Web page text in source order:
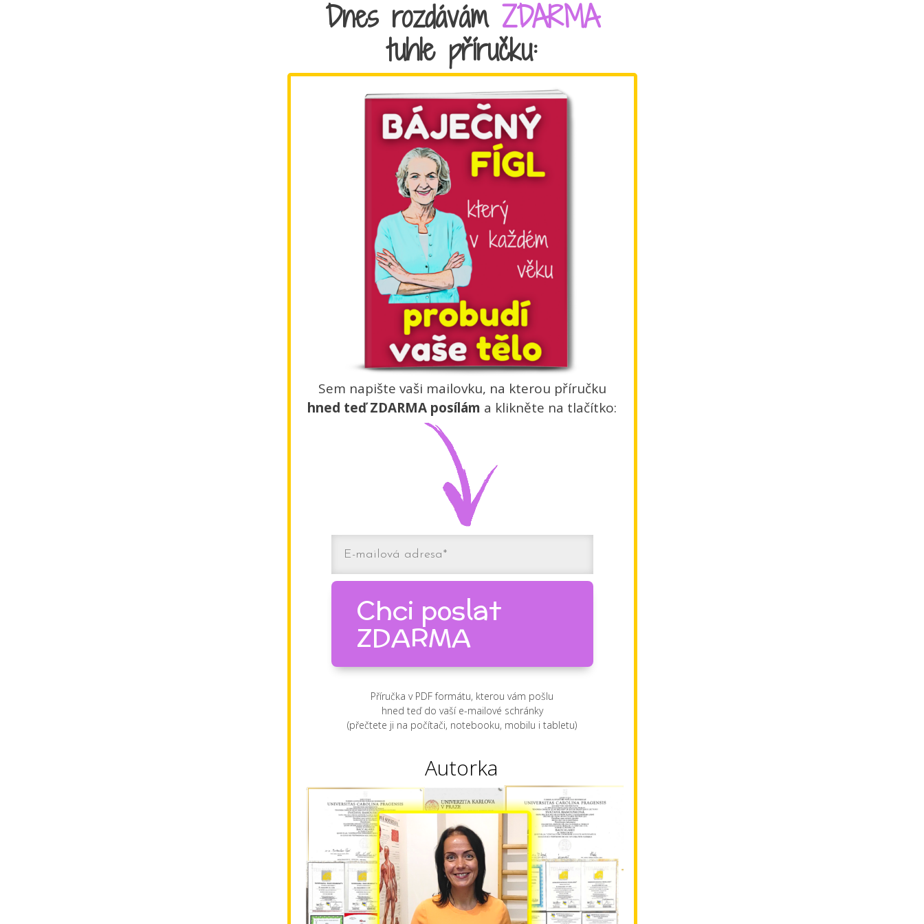
Dnes rozdávám ZDARMA
tuhle příručku:
Sem napište vaši mailovku, na kterou příručku
hned teď ZDARMA posílám a klikněte na tlačítko:
Chci poslat
ZDARMA
Příručka v PDF formátu, kterou vám pošlu
hned teď do vaší e-mailové schránky
(přečtete ji na počítači, notebooku, mobilu i tabletu)
Autorka